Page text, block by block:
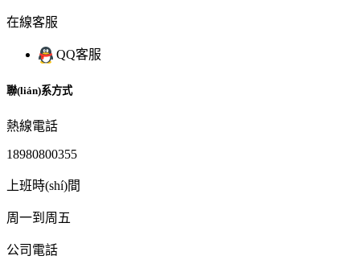
在線客服
QQ客服
聯(lián)系方式
熱線電話
18980800355
上班時(shí)間
周一到周五
公司電話